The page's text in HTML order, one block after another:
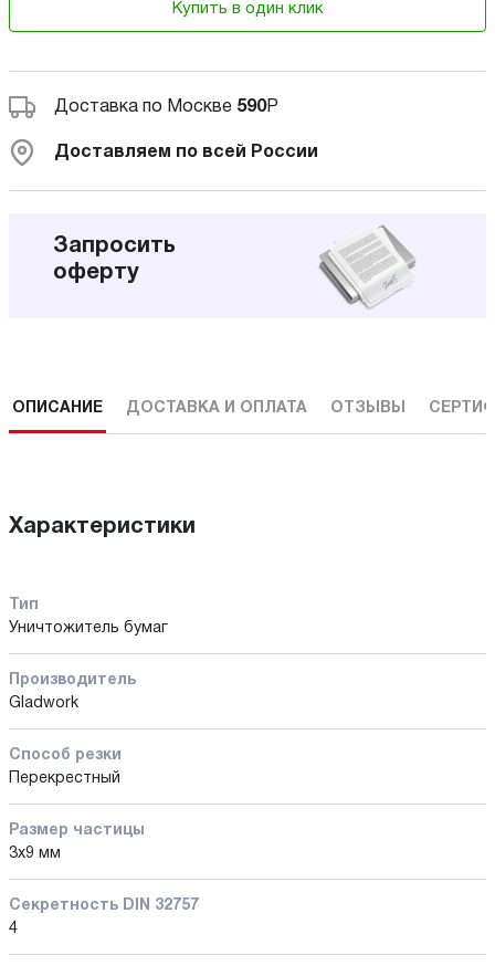
Купить в один клик
Доставка по Москве 590Р
Доставляем по всей России
Запросить
оферту
ОПИСАНИЕ ДОСТАВКА И ОПЛАТА ОТЗЫВЫ
Характеристики
Тип
Уничтожитель бумаг
Производитель
Gladwork
Способ резки
Перекрестный
Размер частицы
3x9 мм
Секретность DIN 32757
4